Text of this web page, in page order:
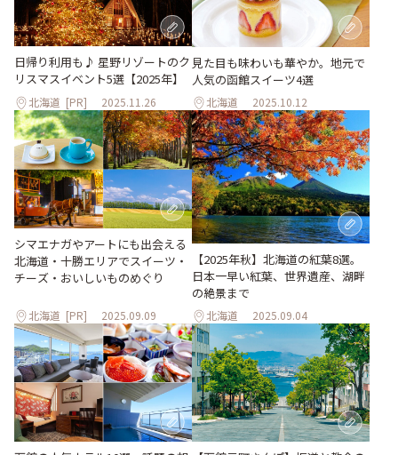
日帰り利用も♪ 星野リゾートのク
リスマスイベント5選【2025年】
北海道 [PR] 2025.11.26
見た目も味わいも華やか。地元で
人気の函館スイーツ4選
北海道 2025.10.12
シマエナガやアートにも出会える
北海道・十勝エリアでスイーツ・
チーズ・おいしいものめぐり
北海道 [PR] 2025.09.09
【2025年秋】北海道の紅葉8選。
日本一早い紅葉、世界遺産、湖畔
の絶景まで
北海道 2025.09.04